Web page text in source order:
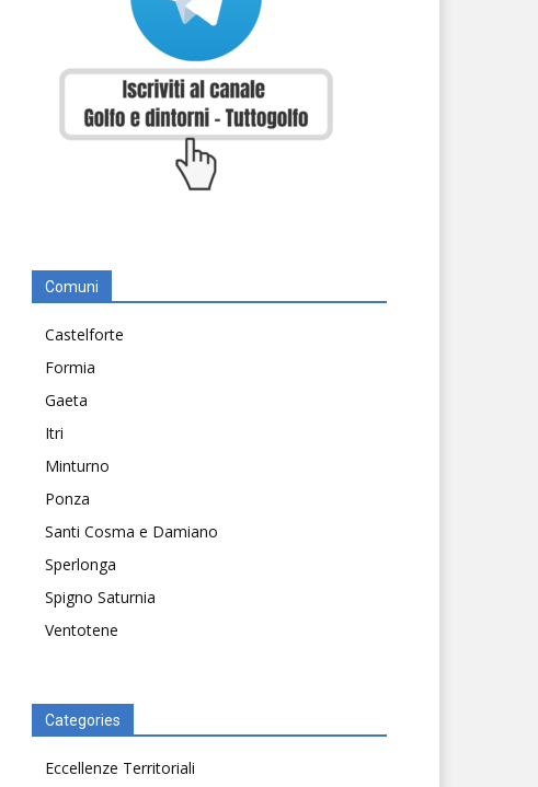
Comuni
Castelforte
Formia
Gaeta
Itri
Minturno
Ponza
Santi Cosma e Damiano
Sperlonga
Spigno Saturnia
Ventotene
Categories
Eccellenze Territoriali